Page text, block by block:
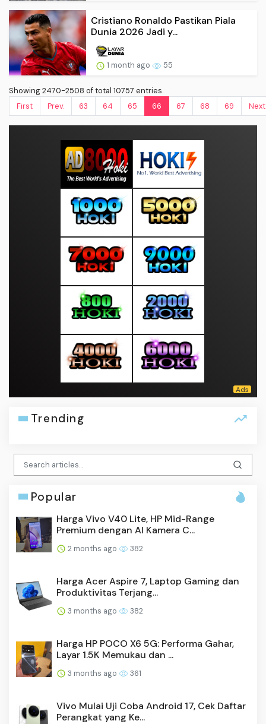
Cristiano Ronaldo Pastikan Piala
Dunia 2026 Jadi y...
1 month ago 55
Showing 2470-2508 of total 10757 entries.
First
Prev. 63 64 65 66 67 68 69 Next
Trending
Popular
Harga Vivo V40 Lite, HP Mid-Range
Premium dengan AI Kamera C...
2 months ago 382
Harga Acer Aspire 7, Laptop Gaming dan
Produktivitas Terjang...
3 months ago 382
Harga HP POCO X6 5G: Performa Gahar,
Layar 1.5K Memukau dan ...
3 months ago 361
Vivo Mulai Uji Coba Android 17, Cek Daftar
Perangkat yang Ke...